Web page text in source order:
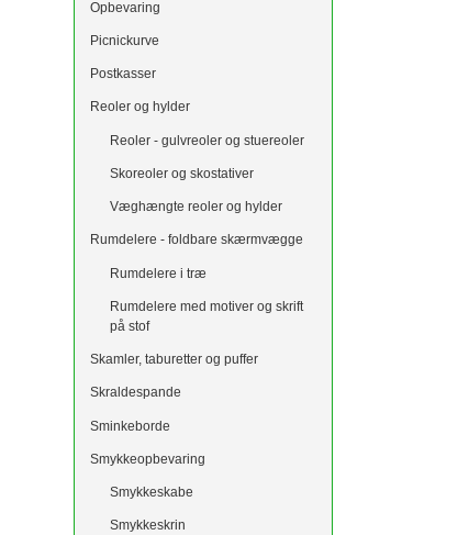
Opbevaring
Picnickurve
Postkasser
Reoler og hylder
Reoler - gulvreoler og stuereoler
Skoreoler og skostativer
Væghængte reoler og hylder
Rumdelere - foldbare skærmvægge
Rumdelere i træ
Rumdelere med motiver og skrift
på stof
Skamler, taburetter og puffer
Skraldespande
Sminkeborde
Smykkeopbevaring
Smykkeskabe
Smykkeskrin